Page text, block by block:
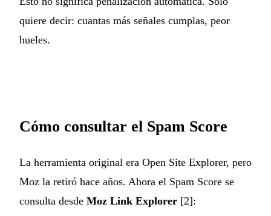
quiere decir: cuantas más señales cumplas, peor
hueles.
Cómo consultar el Spam Score
La herramienta original era Open Site Explorer, pero
Moz la retiró hace años. Ahora el Spam Score se
consulta desde Moz Link Explorer [2]: